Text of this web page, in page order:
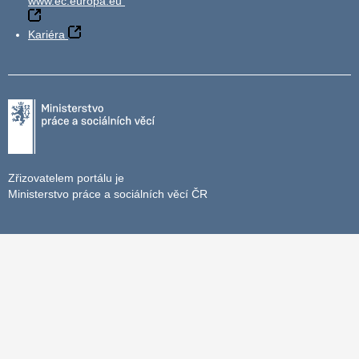
Kariéra
Zřizovatelem portálu je
Ministerstvo práce a sociálních věcí ČR